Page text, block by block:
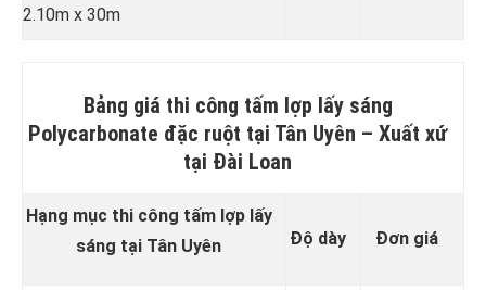
2.10m x 30m
Bảng giá thi công tấm lợp lấy sáng
Polycarbonate đặc ruột tại Tân Uyên – Xuất xứ
tại Đài Loan
Hạng mục thi công tấm lợp lấy
sáng tại Tân Uyên
Độ dày Đơn giá